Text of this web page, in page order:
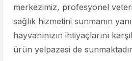
merkezimiz, profesyonel
sağlık hizmetini sunmanın
hayvanınızın ihtiyaçlarını
ürün yelpazesi de